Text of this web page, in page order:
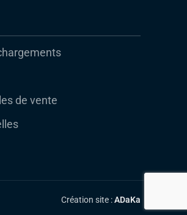
de vente
Création site :ADaKa